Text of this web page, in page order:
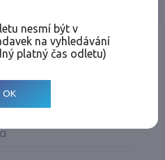
nesmí být v
na vyhledávání
platný čas odletu)
OK